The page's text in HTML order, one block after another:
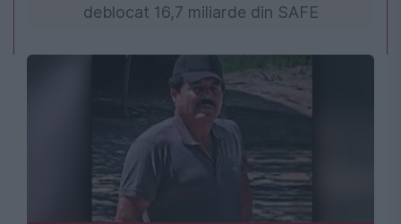
deblocat 16,7 miliarde din SAFE